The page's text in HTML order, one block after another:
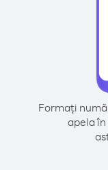
Formați
apela